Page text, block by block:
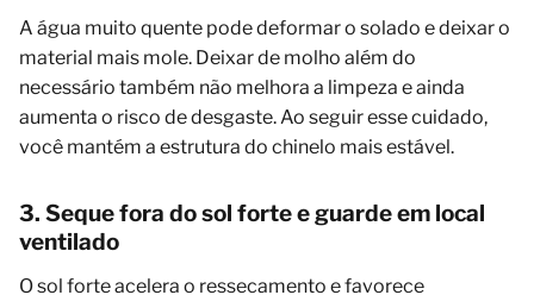
A água muito quente pode deformar o solado e deixar o
material mais mole. Deixar de molho além do
necessário também não melhora a limpeza e ainda
aumenta o risco de desgaste. Ao seguir esse cuidado,
você mantém a estrutura do chinelo mais estável.
3. Seque fora do sol forte e guarde em local
ventilado
O sol forte acelera o ressecamento e favorece